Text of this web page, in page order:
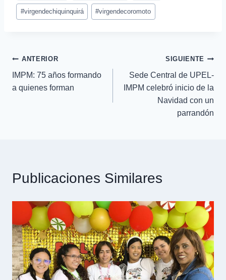
#virgendechiquinquirá #virgendecoromoto
ANTERIOR
IMPM: 75 años formando
a quienes forman
SIGUIENTE
Sede Central de UPEL-
IMPM celebró inicio de la
Navidad con un
parrandón
Publicaciones Similares